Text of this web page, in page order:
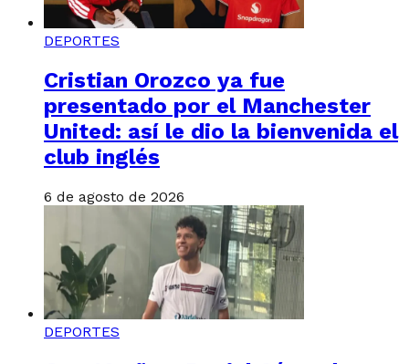
DEPORTES
Cristian Orozco ya fue
presentado por el Manchester
United: así le dio la bienvenida el
club inglés
6 de agosto de 2026
DEPORTES